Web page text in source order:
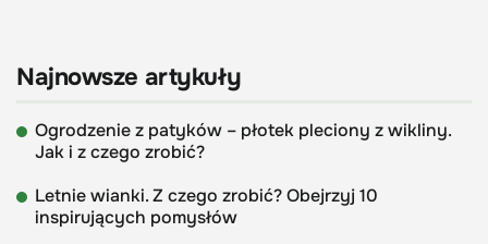
Najnowsze artykuły
Ogrodzenie z patyków – płotek pleciony z wikliny.
Jak i z czego zrobić?
Letnie wianki. Z czego zrobić? Obejrzyj 10
inspirujących pomysłów